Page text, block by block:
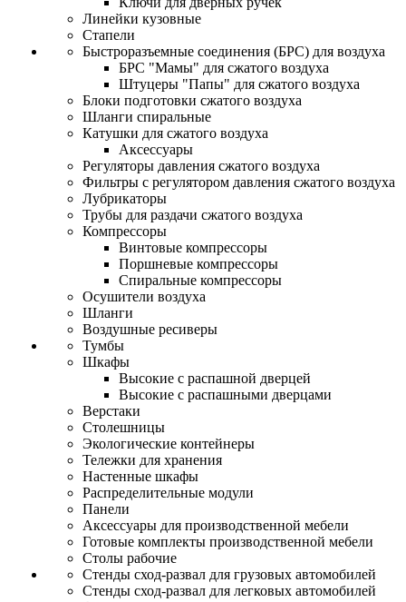
Линейки кузовные
Стапели
Быстроразъемные соединения (БРС) для воздуха
БРС "Мамы" для сжатого воздуха
Штуцеры "Папы" для сжатого воздуха
Блоки подготовки сжатого воздуха
Шланги спиральные
Катушки для сжатого воздуха
Аксессуары
Регуляторы давления сжатого воздуха
Фильтры с регулятором давления сжатого воздуха
Лубрикаторы
Трубы для раздачи сжатого воздуха
Компрессоры
Винтовые компрессоры
Поршневые компрессоры
Спиральные компрессоры
Осушители воздуха
Шланги
Воздушные ресиверы
Тумбы
Шкафы
Высокие с распашной дверцей
Высокие с распашными дверцами
Верстаки
Столешницы
Экологические контейнеры
Тележки для хранения
Настенные шкафы
Распределительные модули
Панели
Аксессуары для производственной мебели
Готовые комплекты производственной мебели
Столы рабочие
Стенды сход-развал для грузовых автомобилей
Стенды сход-развал для легковых автомобилей